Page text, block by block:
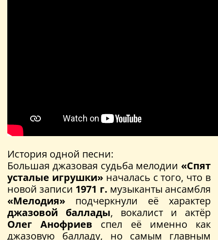
История одной песни:
Большая джазовая судьба мелодии «Спят
усталые игрушки»началась с того, что в
новой записи 1971 г. музыканты ансамбля
«Мелодия» подчеркнули её характер
джазовой баллады, вокалист и актёр
Олег Анофриев спел её именно как
джазовую балладу, но самым главным